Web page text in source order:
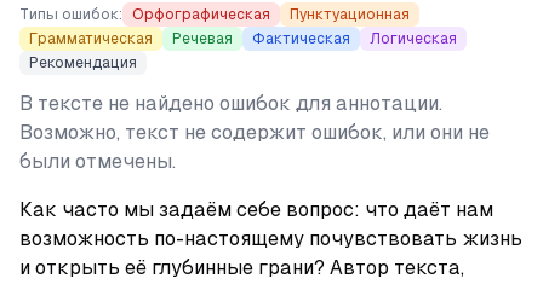
Типы ошибок: Орфографическая
Пунктуационная
Грамматическая
Речевая Фактическая
Логическая
Рекомендация
В тексте не найдено ошибок для аннотации.
Возможно, текст не содержит ошибок, или они не
были отмечены.
Как часто мы задаём себе вопрос: что даёт нам
возможность по-настоящему почувствовать жизнь
и открыть её глубинные грани? Автор текста,